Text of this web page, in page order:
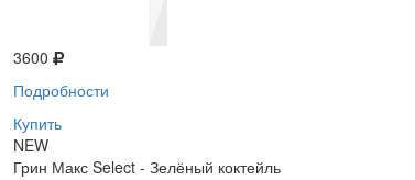
3600
Подробности
Купить
NEW
Грин Макс Select - Зелёный коктейль